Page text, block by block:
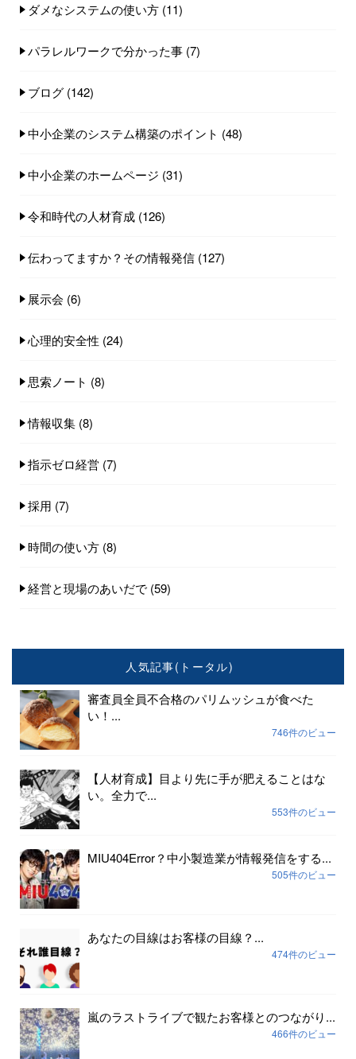
ダメなシステムの使い方 (11)
パラレルワークで分かった事 (7)
ブログ (142)
中小企業のシステム構築のポイント (48)
中小企業のホームページ (31)
令和時代の人材育成 (126)
伝わってますか？その情報発信 (127)
展示会 (6)
心理的安全性 (24)
思索ノート (8)
情報収集 (8)
指示ゼロ経営 (7)
採用 (7)
時間の使い方 (8)
経営と現場のあいだで (59)
人気記事(トータル)
審査員全員不合格のパリムッシュが食べた
い！...
746件のビュー
【人材育成】目より先に手が肥えることはな
い。全力で...
553件のビュー
MIU404Error？中小製造業が情報発信をする...
505件のビュー
あなたの目線はお客様の目線？...
474件のビュー
嵐のラストライブで観たお客様とのつながり...
466件のビュー